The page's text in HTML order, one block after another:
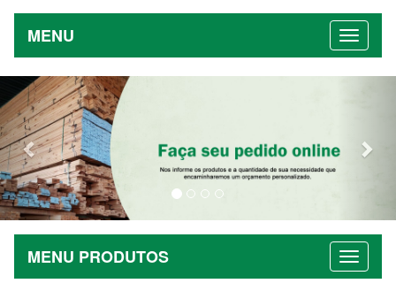
MENU
Previous
MENU PRODUTOS